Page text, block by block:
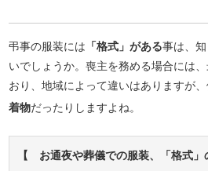
弔事の服装には 「格式」がある事は、
いでしょうか。喪主を務める場合には
おり、地域によって違いはありますが
着物だったりしますよね。
【 お通夜や葬儀での服装、「格式